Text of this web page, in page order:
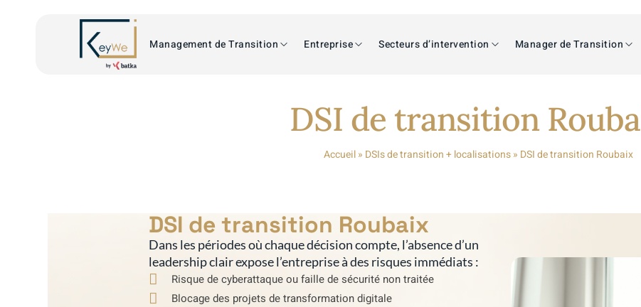
Management de Transition Entreprise Secteurs d’intervention Manager de Transition
DSI de transition
Accueil» DSIs de transition + localisations» DSI de transition Roubaix
DSI de transition Roubaix
Dans les périodes où chaque décision compte, l’absence d’un
leadership clair expose l’entreprise à des risques immédiats :
Risque de cyberattaque ou faille de sécurité non traitée
Blocage des projets de transformation digitale